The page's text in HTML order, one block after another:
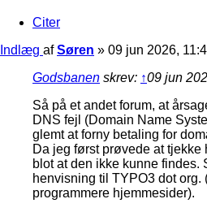
Citer
Indlæg afSøren » 09 jun 2026,
Godsbanen skrev: ↑09 jun
Så på et andet forum, at
DNS fejl (Domain Name
glemt at forny betaling for
Da jeg først prøvede at tjekke
blot at den ikke kunne findes.
henvisning til TYPO3 dot org.
programmere hjemmesider).